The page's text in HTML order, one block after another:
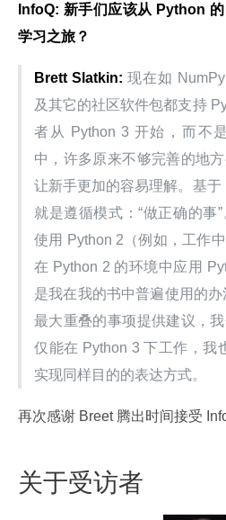
InfoQ: 新手们应该从 Python
学习之旅？
Brett Slatkin: 现在如
及其它的社区软件包都支持
者从 Python 3 开始，而不
中，许多原来不够完善的地
让新手更加的容易理解。基于
就是遵循模式：“做正确的事
使用 Python 2（例如，工作
在 Python 2 的环境中应用
是我在我的书中普遍使用的
最大重叠的事项提供建议，
仅能在 Python 3 下工作，我
实现同样目的的表达方式。
再次感谢 Breet 腾出时间接受
关于受访者